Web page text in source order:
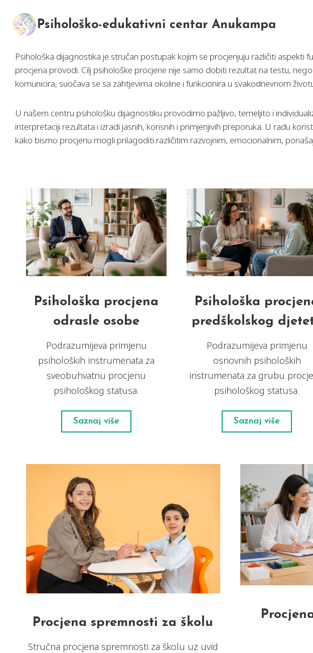
content
Psihološko-edukativni centar Anukampa
Psihološka dijagnostika je stručan postupak kojim se procjenjuju različiti
procjena provodi. Cilj psihološke procjene nije samo dobiti rezultat na testu,
komunicira, suočava se sa zahtjevima okoline i funkcionira u svakodnevnom
U našem centru psihološku dijagnostiku provodimo pažljivo, temeljito i
interpretaciji rezultata i izradi jasnih, korisnih i primjenjivih preporuka. U radu
kako bismo procjenu mogli prilagoditi različitim razvojnim, emocionalnim,
Psihološka procjena
odrasle osobe
Podrazumijeva primjenu
psiholoških instrumenata za
sveobuhvatnu procjenu
psihološkog statusa.
Saznaj više
Psihološka
predškolskog
Podrazumijeva primjenu
osnovnih psiholoških
instrumenata za grubu
psihološkog statusa.
Saznaj više
Procjena spremnosti za školu
Stručna procjena spremnosti za školu uz uvid